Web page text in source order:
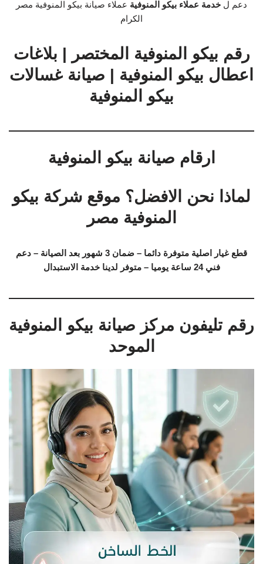
دعم ل خدمة عملاء بيكو المنوفية عملاء صيانة بيكو المنوفية مصر
الكرام
رقم بيكو المنوفية المختصر | بلاغات
اعطال بيكو المنوفية | صيانة غسالات
بيكو المنوفية
ارقام صيانة بيكو المنوفية
لماذا نحن الافضل؟ موقع شركة بيكو
المنوفية مصر
قطع غيار اصلية متوفرة دائما – ضمان 3 شهور بعد الصيانة – دعم
فني 24 ساعة يوميا – متوفر لدينا خدمة الاستبدال
رقم تليفون مركز صيانة بيكو المنوفية
الموحد